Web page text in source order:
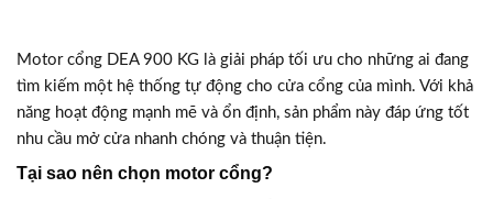
Motor cổng DEA 900 KG là giải pháp tối ưu cho những ai đang
tìm kiếm một hệ thống tự động cho cửa cổng của mình. Với khả
năng hoạt động mạnh mẽ và ổn định, sản phẩm này đáp ứng tốt
nhu cầu mở cửa nhanh chóng và thuận tiện.
Tại sao nên chọn motor cổng?